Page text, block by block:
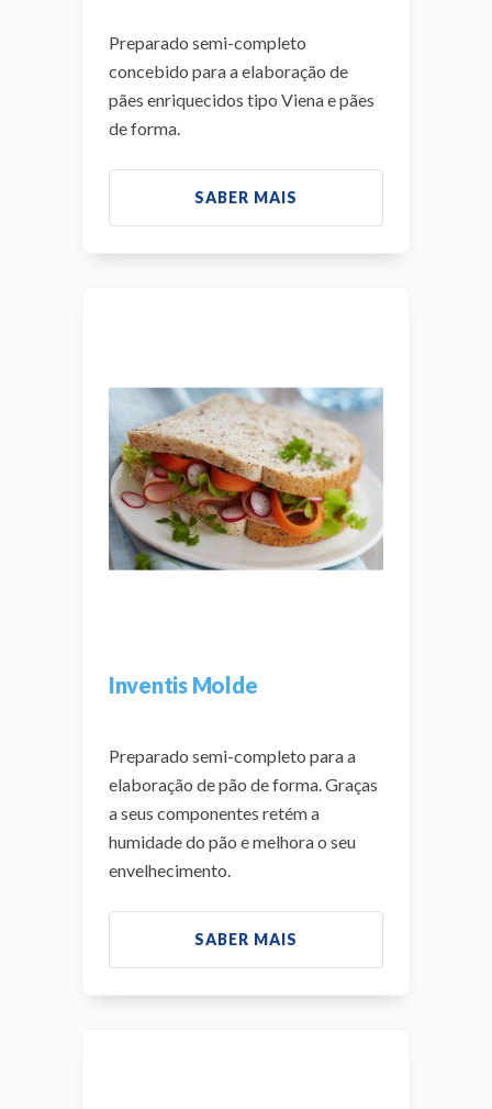
Preparado semi-completo
concebido para a elaboração de
pães enriquecidos tipo Viena e pães
de forma.
SABER MAIS
Inventis Molde
Preparado semi-completo para a
elaboração de pão de forma. Graças
a seus componentes retém a
humidade do pão e melhora o seu
envelhecimento.
SABER MAIS